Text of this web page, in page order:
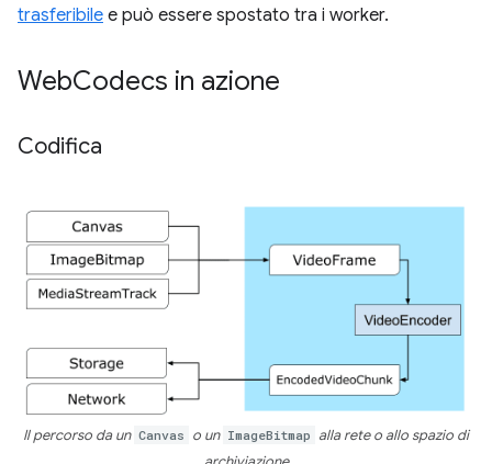
trasferibile e può essere spostato tra i worker.
WebCodecs in azione
Codifica
Il percorso da un Canvas o un ImageBitmap alla rete o allo spazio di